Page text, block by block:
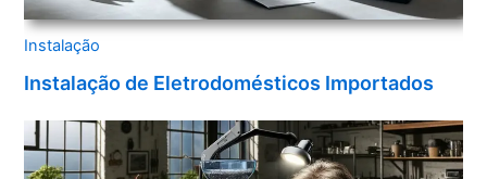
Instalação
Instalação de Eletrodomésticos Importados